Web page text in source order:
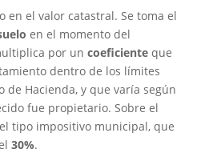
en el valor catastral. Se toma el
en el momento del
por un coeficienteque
dentro de los límites
Hacienda, y que varía según
fue propietario. Sobre el
tipo impositivo municipal, que
30%.